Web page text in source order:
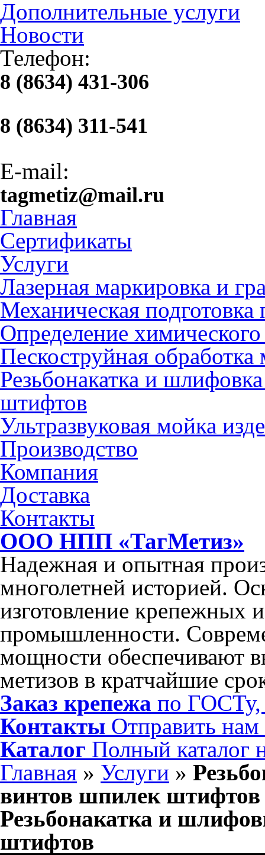
Дополнительные услуги
Новости
Телефон:
8 (8634) 431-306
8 (8634) 311-541
E-mail:
tagmetiz@mail.ru
Главная
Сертификаты
Услуги
Лазерная маркировка и
Механическая подготовка
Определение химического
Пескоструйная
Резьбонакатка и
штифтов
Ультразвуковая мойка
Производство
Компания
Доставка
Контакты
ООО НПП «ТагМетиз»
Надежная и опытная
многолетней историей.
изготовление крепежных
промышленности.
мощности обеспечивают
метизов в кратчайшие
Заказ крепежа по ГОСТу,
Контакты Отправить
Каталог Полный каталог
Главная » Услуги »
винтов шпилек штифтов
Резьбонакатка и
штифтов